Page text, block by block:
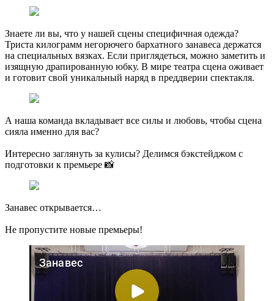
Знаете ли вы, что у нашей сцены специфичная одежда?
Триста килограмм негорючего бархатного занавеса держатся
на специальных вязках. Если приглядеться, можно заметить и
изящную драпированную юбку. В мире театра сцена оживает
и готовит свой уникальный наряд в преддверии спектакля.
А наша команда вкладывает все силы и любовь, чтобы сцена
сияла именно для вас?
Интересно заглянуть за кулисы? Делимся бэкстейджом с
подготовки к премьере 📸
Занавес открывается…
Не пропустите новые премьеры!